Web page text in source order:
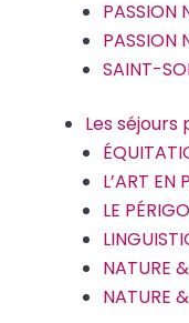
PASSION
PASSION
SAINT-
Les
L’ART EN
LE
NATURE
NATURE